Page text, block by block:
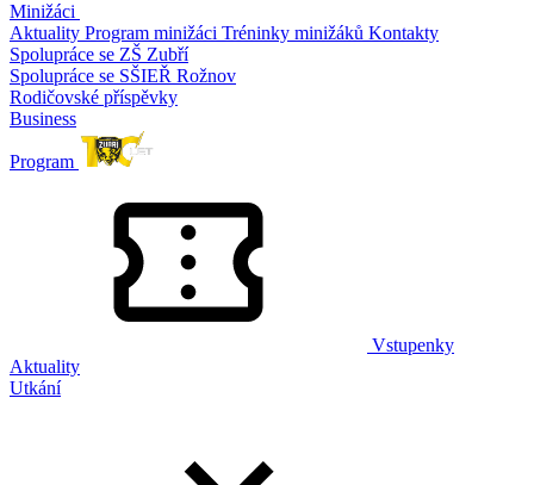
Minižáci
Aktuality Program minižáci Tréninky minižáků Kontakty
Spolupráce se ZŠ Zubří
Spolupráce se SŠIEŘ Rožnov
Rodičovské příspěvky
Business
Program
Vstupenky
Aktuality
Utkání